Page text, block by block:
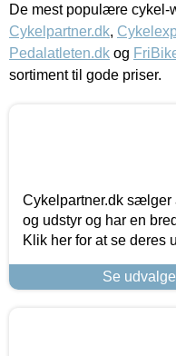
De mest populære cykel-
Cykelpartner.dk,
Pedalatleten.dk og
sortiment til gode priser.
Cykelpartner.dk sælger
og udstyr og har en
Klik her for at se deres
Se